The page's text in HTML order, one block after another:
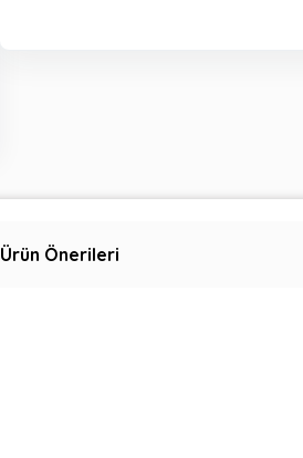
Ürün Önerileri